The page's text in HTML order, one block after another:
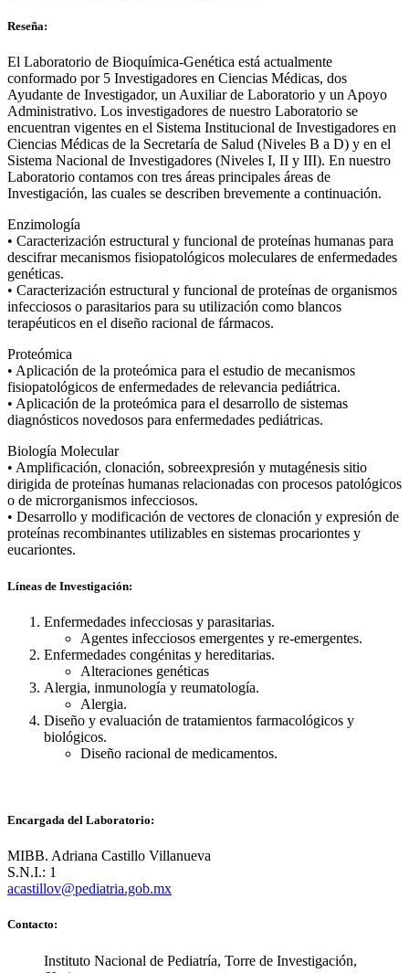
Reseña:
El Laboratorio de Bioquímica-Genética está actualmente
conformado por 5 Investigadores en Ciencias Médicas, dos
Ayudante de Investigador, un Auxiliar de Laboratorio y un Apoyo
Administrativo. Los investigadores de nuestro Laboratorio se
encuentran vigentes en el Sistema Institucional de Investigadores en
Ciencias Médicas de la Secretaría de Salud (Niveles B a D) y en el
Sistema Nacional de Investigadores (Niveles I, II y III). En nuestro
Laboratorio contamos con tres áreas principales áreas de
Investigación, las cuales se describen brevemente a continuación.
Enzimología
• Caracterización estructural y funcional de proteínas humanas para
descifrar mecanismos fisiopatológicos moleculares de enfermedades
genéticas.
• Caracterización estructural y funcional de proteínas de organismos
infecciosos o parasitarios para su utilización como blancos
terapéuticos en el diseño racional de fármacos.
Proteómica
• Aplicación de la proteómica para el estudio de mecanismos
fisiopatológicos de enfermedades de relevancia pediátrica.
• Aplicación de la proteómica para el desarrollo de sistemas
diagnósticos novedosos para enfermedades pediátricas.
Biología Molecular
• Amplificación, clonación, sobreexpresión y mutagénesis sitio
dirigida de proteínas humanas relacionadas con procesos patológicos
o de microrganismos infecciosos.
• Desarrollo y modificación de vectores de clonación y expresión de
proteínas recombinantes utilizables en sistemas procariontes y
eucariontes.
Líneas de Investigación:
Enfermedades infecciosas y parasitarias.
Agentes infecciosos emergentes y re-emergentes.
Enfermedades congénitas y hereditarias.
Alteraciones genéticas
Alergia, inmunología y reumatología.
Alergia.
Diseño y evaluación de tratamientos farmacológicos y
biológicos.
Diseño racional de medicamentos.
Encargada del Laboratorio:
MIBB. Adriana Castillo Villanueva
S.N.I.: 1
acastillov@pediatria.gob.mx
Contacto:
Instituto Nacional de Pediatría, Torre de Investigación,